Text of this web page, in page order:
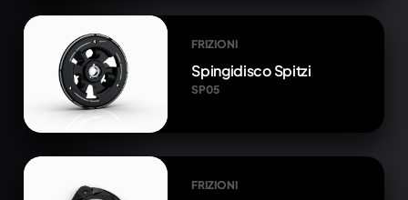
FRIZIONI
Spingidisco Spitzi
SP05
FRIZIONI